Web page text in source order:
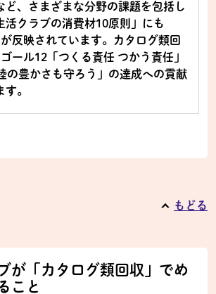
ど、さまざまな分野の課題を包括し
活クラブの消費材10原則」にも
反映されています。カタログ類回
ール12「つくる責任 つかう責任」
の豊かさも守ろう」の達成への貢献
。
もどる
が「カタログ類回収」でめ
こと